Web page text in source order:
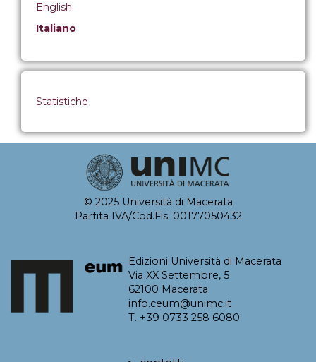
English
Italiano
Statistiche
© 2025 Università di Macerata
Partita IVA/Cod.Fis. 00177050432
Edizioni Università di Macerata
Via XX Settembre, 5
62100 Macerata
info.ceum@unimc.it
T. +39 0733 258 6080